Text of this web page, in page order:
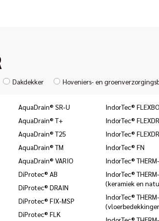
Dakdekker Hoveniers- en
AquaDrain® SR-U
AquaDrain® T+
AquaDrain® T25
AquaDrain® TM
AquaDrain® VARIO
DiProtec® AB
DiProtec® DRAIN
DiProtec® FIX-MSP
DiProtec® FLK
IndorTec®
IndorTec®
IndorTec®
IndorTec® FN
IndorTec®
IndorTec®
(keramiek en
IndorTec®